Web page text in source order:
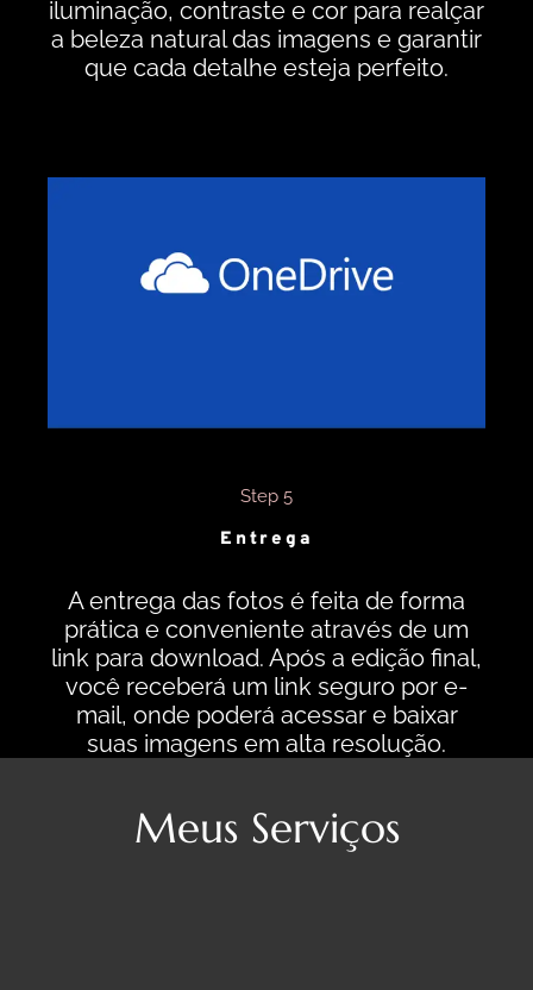
iluminação, contraste e cor para realçar
a beleza natural das imagens e garantir
que cada detalhe esteja perfeito.
Step 5
Entrega
A entrega das fotos é feita de forma
prática e conveniente através de um
link para download. Após a edição final,
você receberá um link seguro por e-
mail, onde poderá acessar e baixar
suas imagens em alta resolução.
Meus Serviços